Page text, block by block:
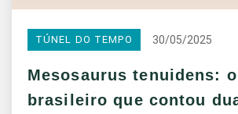
TÚNEL DO TEMPO 30/05/2025
Mesosaurus tenuidens:
brasileiro que contou